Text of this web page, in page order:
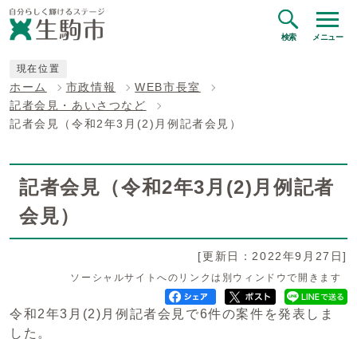
検索 メニュー
現在位置
ホーム 市政情報
WEB市長室
記者会見・あいさつなど
記者会見（令和2年3月(2)月例記者会見）
記者会見（令和2年3月(2)月例記者
会見）
[更新日：2022年9月27日]
ソーシャルサイトへのリンクは別ウィンドウで開きます
令和2年3月(2)月例記者会見で6件の案件を発表しま
した。